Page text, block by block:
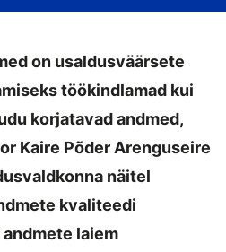
on usaldusväärsete
töökindlamad kui
korjatavad andmed,
Kaire Põder Arenguseire
näitel
kvaliteedi
laiem